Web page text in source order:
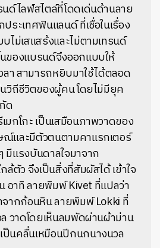
ด์ไลฟ์สไตล์ที่โดดเด่นด้านลาย
ระเทศฟินแลนด์ ที่เชื่อในเรื่อง
ไม่เสแสร้งและไม่ตามเทรนด์
ของแบรนด์จึงออกแบบให้
ลา สามารถหยิบมาใช้ได้ตลอด
วิถีชีวิตของผู้คน โดยไม่มียุค
ด
กโกะ เป็นเสมือนภาพวาดของ
และมีตัวตนตามคาแรกเตอร์
แรงบันดาลใจมาจาก
ล้ตัว จึงเป็นสิ่งที่สัมผัสได้ เข้าใจ
อาทิ ลายพิมพ์ Kivet ที่แปลว่า
ากก้อนหิน ลายพิมพ์ Lokki ที่
วาดโดยเห็นลมพัดผ่านผ้าม่าน
ป็นคลื่นเหมือนปีกนกนางนวล